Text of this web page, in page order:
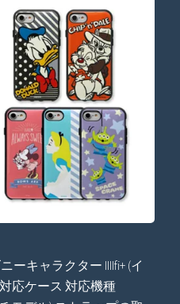
ーキャラクター IIIIfi+ (イ
応ケース 対応機種